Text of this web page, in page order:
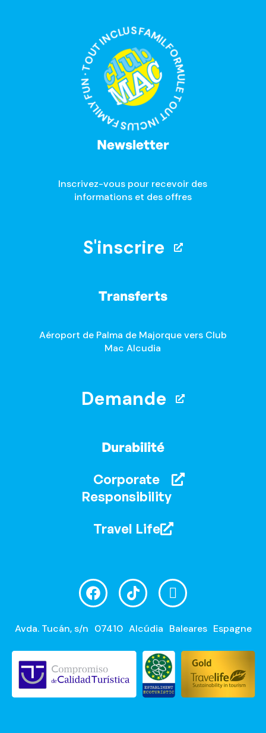
FORMULE TOUT INCLUS FAMILY FUN · TOUT INCLUS FAMILY FUN ·
Newsletter
Inscrivez-vous pour recevoir des
informations et des offres
S'inscrire
Transferts
Aéroport de Palma de Majorque vers Club
Mac Alcudia
Demande
Durabilité
Corporate
Responsibility
Travel Life
Avda. Tucán, s/n 07410 Alcúdia Baleares Espagne